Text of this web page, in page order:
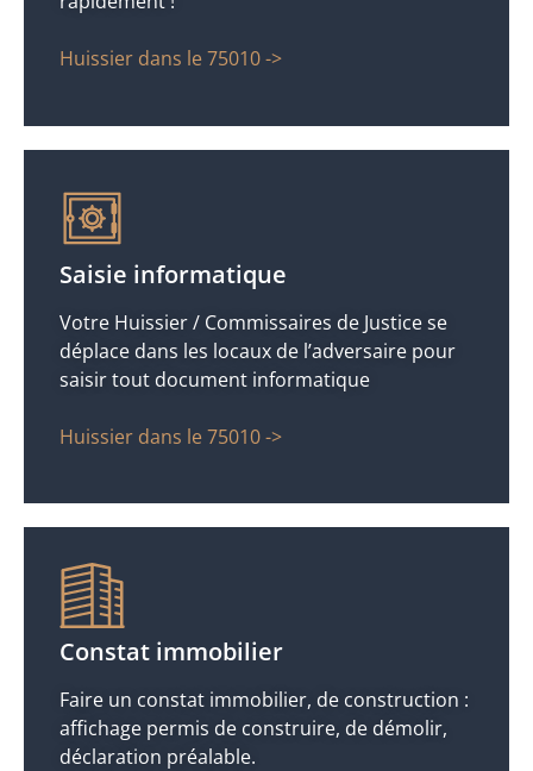
Huissier dans le 75010 ->
Saisie informatique
Votre Huissier / Commissaires de Justice se
déplace dans les locaux de l’adversaire pour
saisir tout document informatique
Huissier dans le 75010 ->
Constat immobilier
Faire un constat immobilier, de construction :
affichage permis de construire, de démolir,
déclaration préalable.